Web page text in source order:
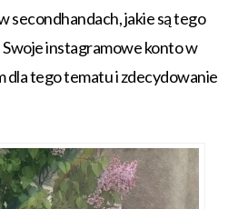
secondhandach, jakie są tego
Swoje instagramowe konto w
dla tego tematu i zdecydowanie